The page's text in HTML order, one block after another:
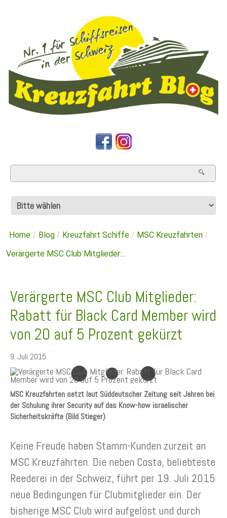
Home / Blog / Kreuzfahrt Schiffe / MSC Kreuzfahrten /
Verärgerte MSC Club Mitglieder:...
Verärgerte MSC Club Mitglieder:
Rabatt für Black Card Member wird
von 20 auf 5 Prozent gekürzt
9. Juli 2015
MSC Kreuzfahrten setzt laut Süddeutscher Zeitung seit Jahren bei
der Schulung ihrer Security auf das Know-how israelischer
Sicherheitskräfte (Bild Stieger)
Keine Freude haben Stamm-Kunden zurzeit an
MSC Kreuzfahrten. Die neben Costa, beliebteste
Reederei in der Schweiz, führt per 19. Juli 2015
neue Bedingungen für Clubmitglieder ein. Der
bisherige MSC Club wird aufgelöst und durch